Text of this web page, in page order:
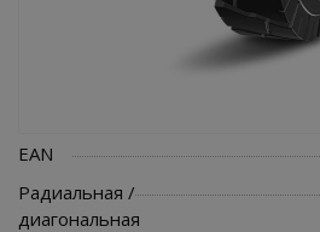
EAN
Радиальная /
диагональная